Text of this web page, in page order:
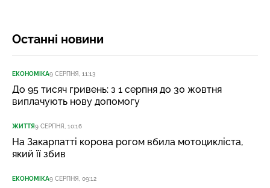
Останні новини
ЕКОНОМІКА9 СЕРПНЯ, 11:13
До 95 тисяч гривень: з 1 серпня до 30 жовтня
виплачують нову допомогу
ЖИТТЯ9 СЕРПНЯ, 10:16
На Закарпатті корова рогом вбила мотоцикліста,
який її збив
ЕКОНОМІКА9 СЕРПНЯ, 09:12